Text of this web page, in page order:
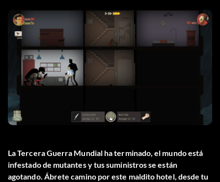
La Tercera Guerra Mundial ha terminado, el mundo está
infestado de mutantes y tus suministros se están
agotando. Ábrete camino por este maldito hotel, desde tu